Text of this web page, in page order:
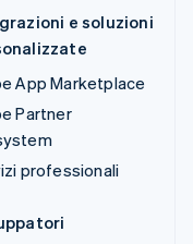
e soluzioni
App Marketplace
Partner
professionali